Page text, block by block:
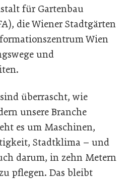
für Gartenbau
die Wiener Stadtgärten
Wien
und
überrascht, wie
unsere Branche
es um Maschinen,
Stadtklima – und
darum, in zehn Metern
pflegen. Das bleibt